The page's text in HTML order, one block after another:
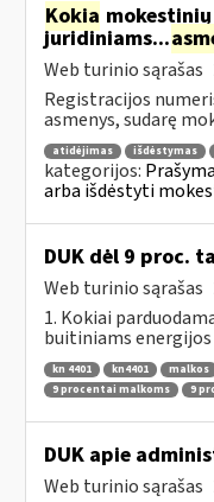
Kokia
juridiniams...
Web turinio sąrašas
Registracijos
asmenys, sudarę
atidėjimas išdėstymas
kategorijos:
arba išdėstyti
DUK dėl 9 proc.
Web turinio sąrašas
1. Kokiai
buitiniams
kn 4401 kn4401 malkos
9 procentai malkoms
9
DUK apie
Web turinio sąrašas